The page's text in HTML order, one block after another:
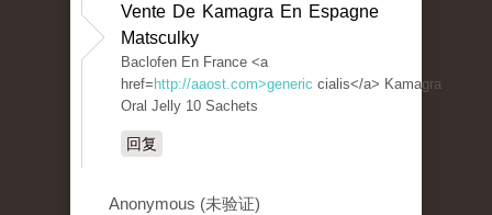
Vente De Kamagra En Espagne
Matsculky
Baclofen En France <a
href= http://aaost.com>generic cialis</a> Kamagra
Oral Jelly 10 Sachets
回复
Anonymous (未验证)